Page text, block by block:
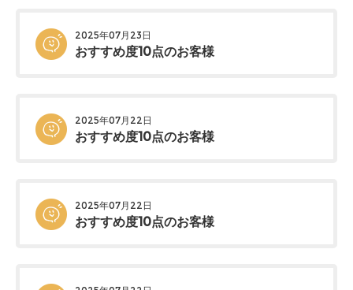
2025年07月23日
おすすめ度10点のお客様
2025年07月22日
おすすめ度10点のお客様
2025年07月22日
おすすめ度10点のお客様